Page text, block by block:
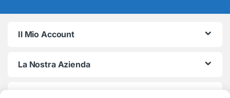
Il Mio Account
La Nostra Azienda